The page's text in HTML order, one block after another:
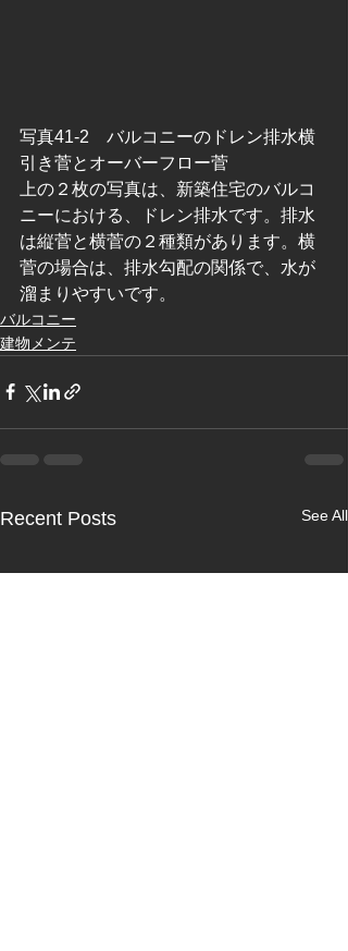
写真41-2　バルコニーのドレン排水横
引き菅とオーバーフロー菅
上の２枚の写真は、新築住宅のバルコ
ニーにおける、ドレン排水です。排水
は縦菅と横菅の２種類があります。横
菅の場合は、排水勾配の関係で、水が
溜まりやすいです。
バルコニー
建物メンテ
Recent Posts See All